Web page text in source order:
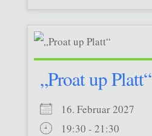
„Proat up Platt“
16. Februar 2027
19:30 - 21:30